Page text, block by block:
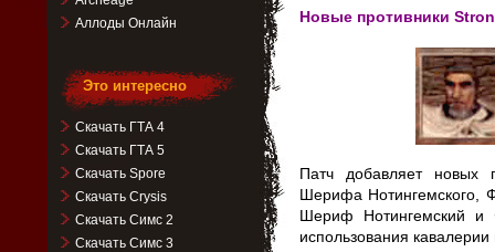
Новые противники
Патч добавляет новых
Шерифа Нотингемского,
Шериф Нотингемский и
использования кавалерии
Аллоды Онлайн
Это интересно
Скачать ГТА 4
Скачать ГТА 5
Скачать Spore
Скачать Crysis
Скачать Симс 2
Скачать Симс 3